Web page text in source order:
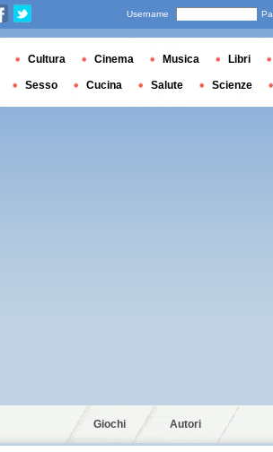
Giochi Autori
Username
Cultura Cinema Musica Libri
Sesso Cucina Salute Scienze